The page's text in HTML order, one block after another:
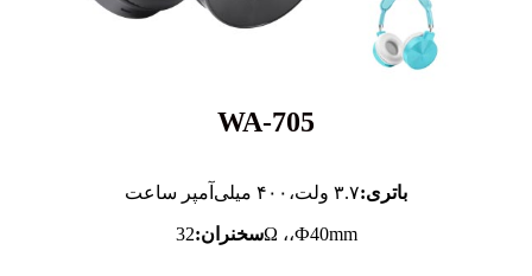
WA-705
باتری:۳.۷ ولت، ۴۰۰ میلی‌آمپر ساعت
سخنران:32Ω ،،Ф40mm